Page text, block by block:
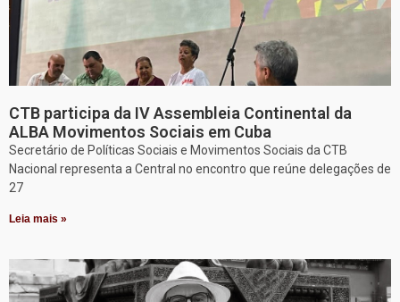
CTB participa da IV Assembleia Continental da
ALBA Movimentos Sociais em Cuba
Secretário de Políticas Sociais e Movimentos Sociais da CTB
Nacional representa a Central no encontro que reúne delegações de
27
Leia mais »